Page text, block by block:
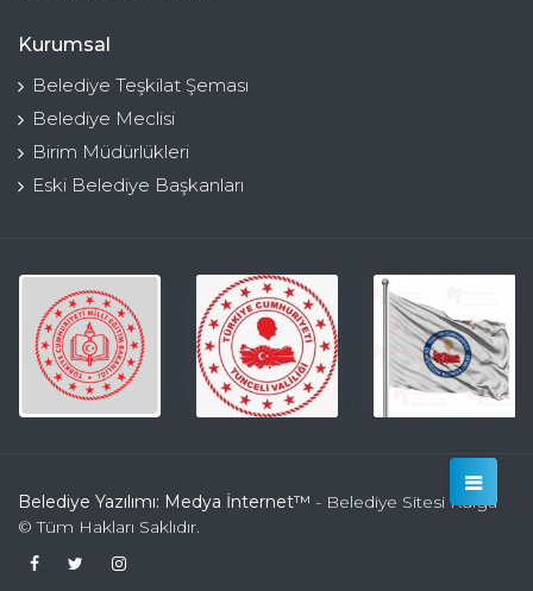
Kurumsal
Belediye Teşkilat Şeması
Belediye Meclisi
Birim Müdürlükleri
Eski Belediye Başkanları
Belediye Yazılımı: Medya İnternet™ - Belediye Sitesi Kulga
© Tüm Hakları Saklıdır.